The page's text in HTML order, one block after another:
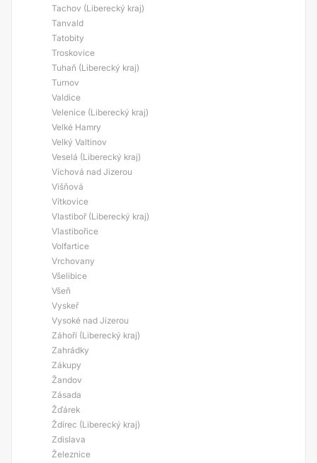
Tachov (Liberecký kraj)
Tanvald
Tatobity
Troskovice
Tuhaň (Liberecký kraj)
Turnov
Valdice
Velenice (Liberecký kraj)
Velké Hamry
Velký Valtinov
Veselá (Liberecký kraj)
Víchová nad Jizerou
Višňová
Vítkovice
Vlastiboř (Liberecký kraj)
Vlastibořice
Volfartice
Vrchovany
Všelibice
Všeň
Vyskeř
Vysoké nad Jizerou
Záhoří (Liberecký kraj)
Zahrádky
Zákupy
Žandov
Zásada
Žďárek
Ždírec (Liberecký kraj)
Zdislava
Železnice